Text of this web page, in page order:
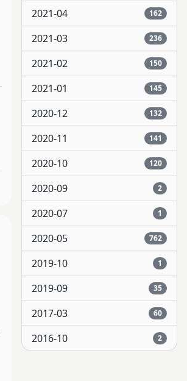
2021-04 162
2021-03 236
2021-02 150
2021-01 145
2020-12 132
2020-11 141
2020-10 120
2020-09 2
2020-07 1
2020-05 762
2019-10 1
2019-09 35
2017-03 60
2016-10 2